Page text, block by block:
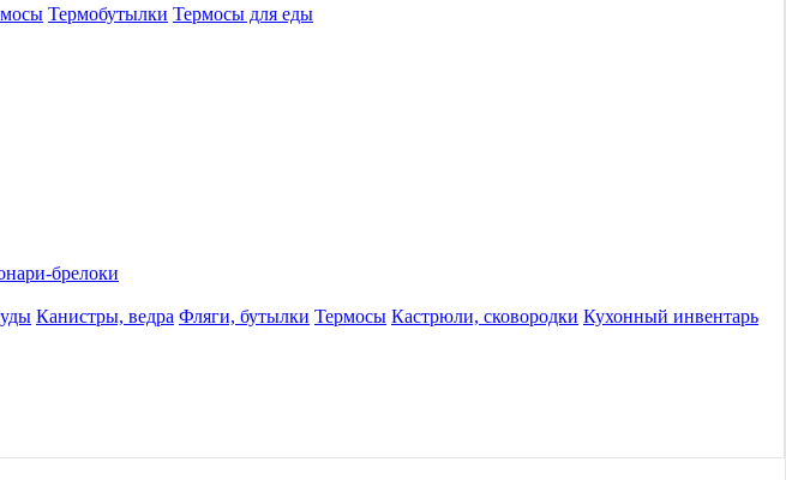
Термобутылки Термосы для еды
брелоки
Канистры, ведра Фляги, бутылки Термосы Кастрюли, сковородки Кухонный инвентарь